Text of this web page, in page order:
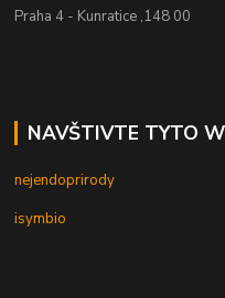
Praha 4 - Kunratice ,148 00
NAVŠTIVTE TYTO
nejendoprirody
isymbio